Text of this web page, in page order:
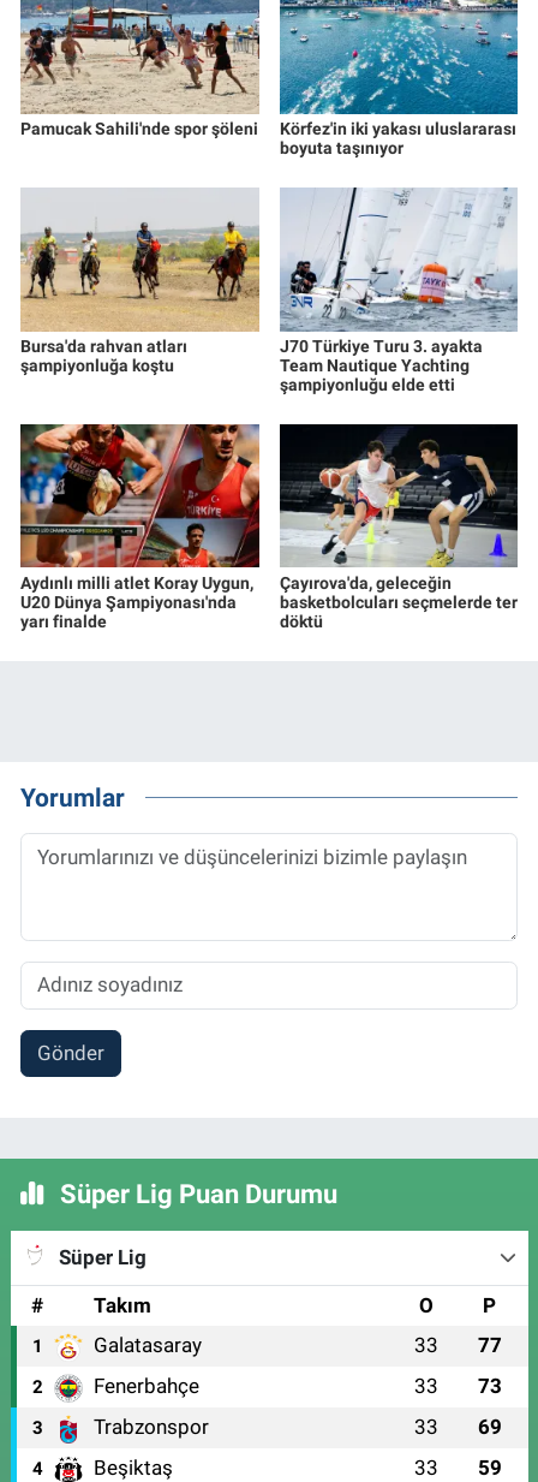
Pamucak Sahili'nde spor şöleni
Körfez'in iki yakası uluslararası
boyuta taşınıyor
Bursa'da rahvan atları
şampiyonluğa koştu
J70 Türkiye Turu 3. ayakta
Team Nautique Yachting
şampiyonluğu elde etti
Aydınlı milli atlet Koray Uygun,
U20 Dünya Şampiyonası'nda
yarı finalde
Çayırova'da, geleceğin
basketbolcuları seçmelerde ter
döktü
Yorumlar
Gönder
Süper Lig Puan Durumu
Süper Lig
#
Takım O P
1 Galatasaray 33 77
2 Fenerbahçe 33 73
3 Trabzonspor 33 69
4 Beşiktaş 33 59